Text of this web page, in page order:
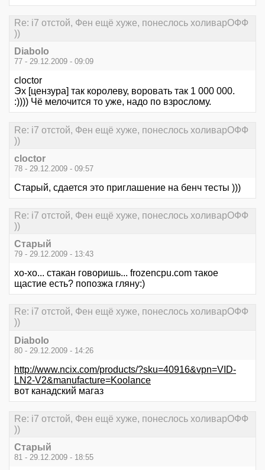
Re: i7 отстой, Фен ещё хуже, понеслось холиварОФФ
))
Diabolo
77 - 29.12.2009 - 09:09
cloctor
Эх [цензура] так королеву, воровать так 1 000 000.
:)))) Чё мелочится то уже, надо по взрослому.
Re: i7 отстой, Фен ещё хуже, понеслось холиварОФФ
))
cloctor
78 - 29.12.2009 - 09:57
Старый, сдается это приглашение на бенч тесты )))
Re: i7 отстой, Фен ещё хуже, понеслось холиварОФФ
))
Старый
79 - 29.12.2009 - 13:43
хо-хо... стакан говоришь... frozencpu.com такое
щастие есть? попозжа гляну:)
Re: i7 отстой, Фен ещё хуже, понеслось холиварОФФ
))
Diabolo
80 - 29.12.2009 - 14:26
http://www.ncix.com/products/?sku=40916&vpn=VID-
LN2-V2&manufacture=Koolance
вот канадский магаз
Re: i7 отстой, Фен ещё хуже, понеслось холиварОФФ
))
Старый
81 - 29.12.2009 - 18:55